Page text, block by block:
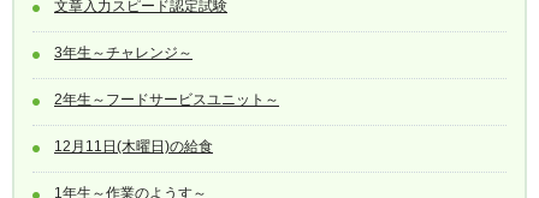
文章入力スピード認定試験
3年生～チャレンジ～
2年生～フードサービスユニット～
12月11日(木曜日)の給食
1年生～作業のようす～